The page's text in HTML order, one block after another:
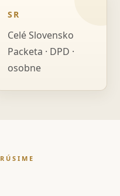
SR
Celé Slovensko
Packeta · DPD ·
osobne